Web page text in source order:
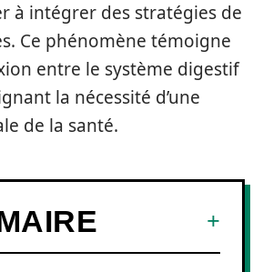
à intégrer des stratégies de
Ce phénomène témoigne
entre le système digestif
la nécessité d’une
de la santé.